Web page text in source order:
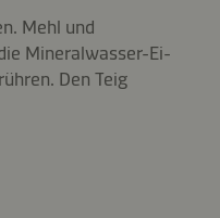
Mehl und
Mineralwasser-Ei-
Den Teig